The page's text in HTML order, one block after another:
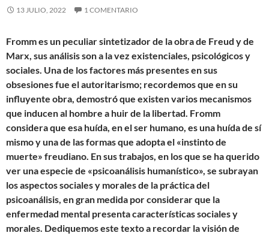
13 JULIO, 2022 1 COMENTARIO
Fromm es un peculiar sintetizador de la obra de Freud y de
Marx, sus análisis son a la vez existenciales, psicológicos y
sociales. Una de los factores más presentes en sus
obsesiones fue el autoritarismo; recordemos que en su
influyente obra, demostró que existen varios mecanismos
que inducen al hombre a huir de la libertad. Fromm
considera que esa huída, en el ser humano, es una huída de sí
mismo y una de las formas que adopta el «instinto de
muerte» freudiano. En sus trabajos, en los que se ha querido
ver una especie de «psicoanálisis humanístico», se subrayan
los aspectos sociales y morales de la práctica del
psicoanálisis, en gran medida por considerar que la
enfermedad mental presenta características sociales y
morales. Dediquemos este texto a recordar la visión de